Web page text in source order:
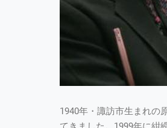
1940年・諏訪市生まれの